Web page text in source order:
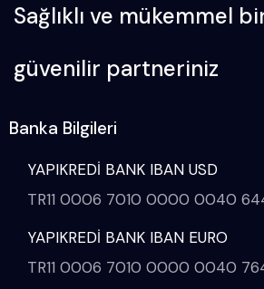
Sağlıklı ve mükemmel
güvenilir partneriniz
Banka Bilgileri
YAPIKREDİ BANK IBAN USD
TR11 0006 7010 0000 0040
YAPIKREDİ BANK IBAN EURO
TR11 0006 7010 0000 0040